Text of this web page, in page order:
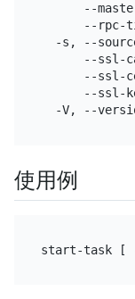
--
--rpc-
-s, --
--ssl-
--ssl-
--ssl-
使用例
start-task [